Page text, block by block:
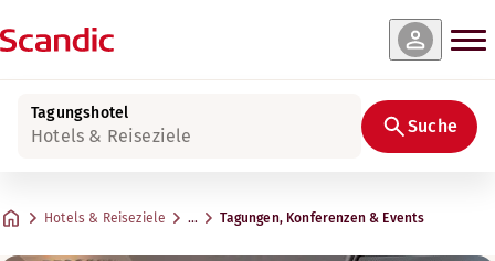
Tagungshotel
Hotels & Reiseziele Suche
Hotels & Reiseziele … Tagungen, Konferenzen & Events